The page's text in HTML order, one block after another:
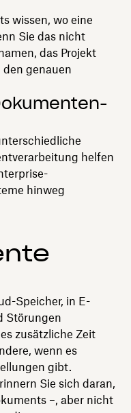
wissen, wo eine
Sie das nicht
das Projekt
genauen
helfen
hinweg
Speicher, in E-
Störungen
zusätzliche Zeit
wenn es
gibt.
Sie sich daran,
–, aber nicht